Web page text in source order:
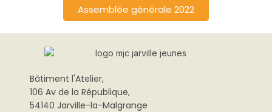
Assemblée générale 2022
Bâtiment l'Atelier,
106 Av de la République,
54140 Jarville-la-Malgrange